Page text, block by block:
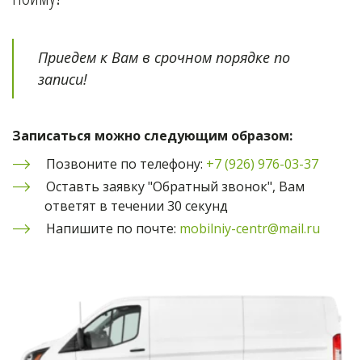
Приедем к Вам в срочном порядке по
записи!
Записаться можно следующим образом:
Позвоните по телефону: +7 (926) 976-03-37
Оставть заявку "Обратный звонок", Вам
ответят в течении 30 секунд
Напишите по почте: mobilniy-centr@mail.ru